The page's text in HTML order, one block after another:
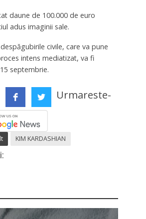
daune de 100.000 de euro
adus imaginii sale.
civile, care va pune
intens mediatizat, va fi
septembrie.
Urmareste-
KIM KARDASHIAN